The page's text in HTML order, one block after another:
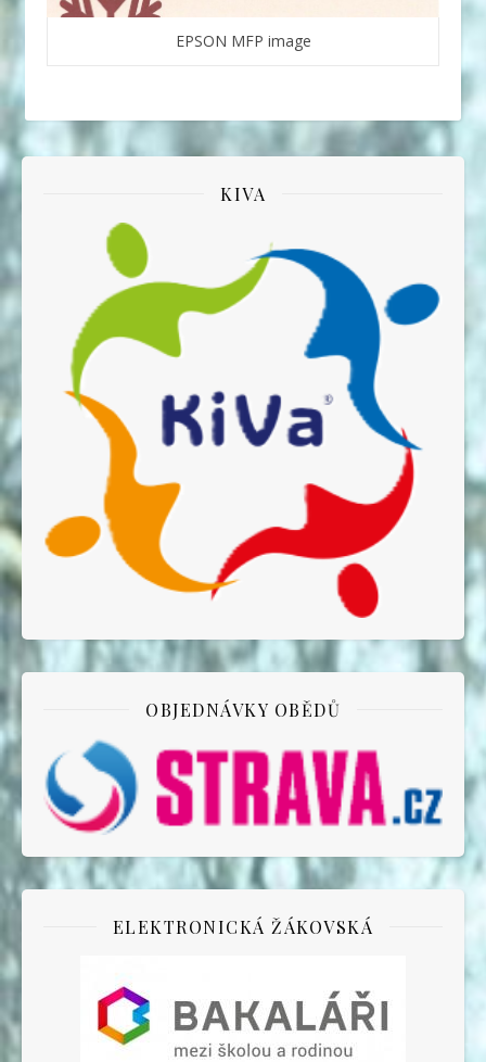
EPSON MFP image
KIVA
OBJEDNÁVKY OBĚDŮ
ELEKTRONICKÁ ŽÁKOVSKÁ